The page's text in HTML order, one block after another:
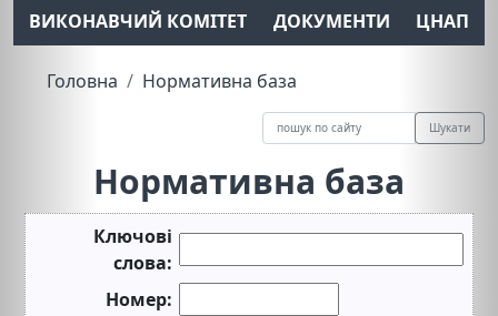
ВИКОНАВЧИЙ КОМІТЕТ
ДОКУМЕНТИ ЦНАП
Головна Нормативна база
Шукати
Нормативна база
Ключові
слова:
Номер: